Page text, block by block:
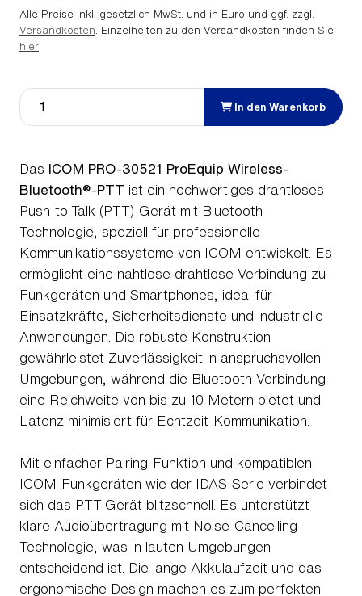
Alle Preise inkl. gesetzlich MwSt. und in Euro und ggf. zzgl.
Versandkosten . Einzelheiten zu den Versandkosten finden Sie
hier
In den Warenkorb
Das ICOM PRO-30521 ProEquip Wireless-
Bluetooth®-PTT ist ein hochwertiges drahtloses
Push-to-Talk (PTT)-Gerät mit Bluetooth-
Technologie, speziell für professionelle
Kommunikationssysteme von ICOM entwickelt. Es
ermöglicht eine nahtlose drahtlose Verbindung zu
Funkgeräten und Smartphones, ideal für
Einsatzkräfte, Sicherheitsdienste und industrielle
Anwendungen. Die robuste Konstruktion
gewährleistet Zuverlässigkeit in anspruchsvollen
Umgebungen, während die Bluetooth-Verbindung
eine Reichweite von bis zu 10 Metern bietet und
Latenz minimisiert für Echtzeit-Kommunikation.
Mit einfacher Pairing-Funktion und kompatiblen
ICOM-Funkgeräten wie der IDAS-Serie verbindet
sich das PTT-Gerät blitzschnell. Es unterstützt
klare Audioübertragung mit Noise-Cancelling-
Technologie, was in lauten Umgebungen
entscheidend ist. Die lange Akkulaufzeit und das
ergonomische Design machen es zum perfekten